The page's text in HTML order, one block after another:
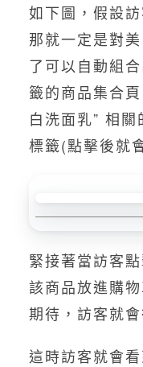
如下圖，假設
那就一定是對
了可以自動組
籤的商品集合
白洗面乳” 相
標籤(點擊後就
緊接著當訪客
該商品放進購
期待，訪客就會
這時訪客就會